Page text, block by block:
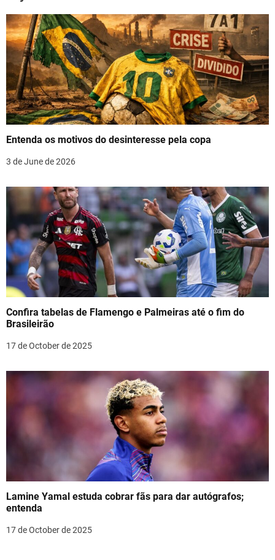
k
a
v
i
g
a
t
i
o
n
Entenda os motivos do desinteresse pela copa
3 de June de 2026
Confira tabelas de Flamengo e Palmeiras até o fim do
Brasileirão
17 de October de 2025
Lamine Yamal estuda cobrar fãs para dar autógrafos;
entenda
17 de October de 2025